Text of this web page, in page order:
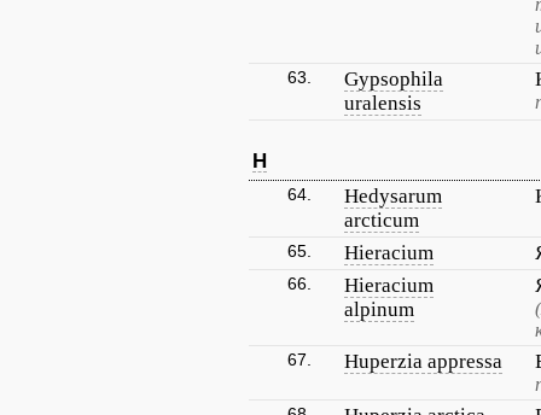
63.
Gypsophila
uralensis
H
64.
Hedysarum
arcticum
65. Hieracium
66.
Hieracium
alpinum
67. Huperzia appressa